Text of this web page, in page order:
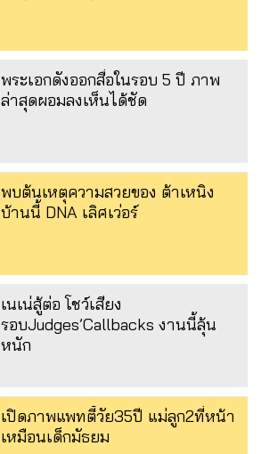
พระเอกดังออกสื่อในรอบ 5 ปี ภาพ
ล่าสุดผอมลงเห็นได้ชัด
พบต้นเหตุความสวยของ ต้าเหนิง
บ้านนี้ DNA เลิศเว่อร์
เนเน่สู้ต่อ โชว์เสียง
รอบJudges’Callbacks งานนี้ลุ้น
หนัก
เปิดภาพแพทตี้วัย35ปี แม่ลูก2ที่หน้า
เหมือนเด็กมัธยม